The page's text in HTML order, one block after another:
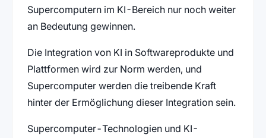
Supercomputern im KI-Bereich nur noch weiter
an Bedeutung gewinnen.
Die Integration von KI in Softwareprodukte und
Plattformen wird zur Norm werden, und
Supercomputer werden die treibende Kraft
hinter der Ermöglichung dieser Integration sein.
Supercomputer-Technologien und KI-